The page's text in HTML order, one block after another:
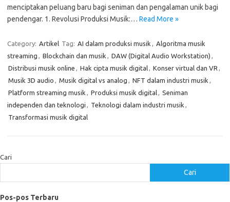
menciptakan peluang baru bagi seniman dan pengalaman unik bagi
pendengar. 1. Revolusi Produksi Musik:… Read More »
Category: Artikel Tag: AI dalam produksi musik , Algoritma musik
streaming , Blockchain dan musik , DAW (Digital Audio Workstation) ,
Distribusi musik online , Hak cipta musik digital, Konser virtual dan VR ,
Musik 3D audio , Musik digital vs analog , NFT dalam industri musik ,
Platform streaming musik , Produksi musik digital, Seniman
independen dan teknologi , Teknologi dalam industri musik ,
Transformasi musik digital
Cari
Cari
Pos-pos Terbaru